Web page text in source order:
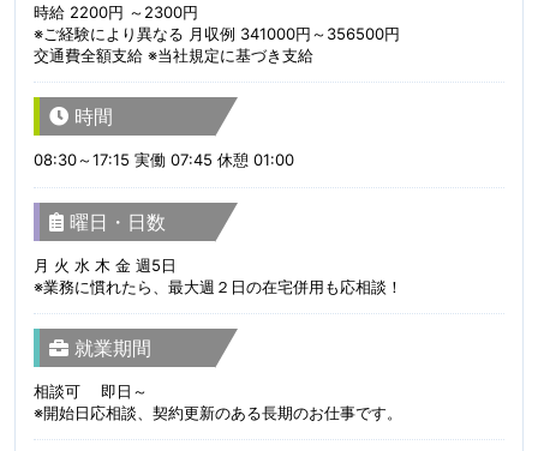
時給 2200円 ～2300円
※ご経験により異なる 月収例 341000円～356500円
交通費全額支給 ※当社規定に基づき支給
時間
08:30～17:15 実働 07:45 休憩 01:00
曜日・日数
月 火 水 木 金 週5日
※業務に慣れたら、最大週２日の在宅併用も応相談！
就業期間
相談可 即日～
※開始日応相談、契約更新のある長期のお仕事です。